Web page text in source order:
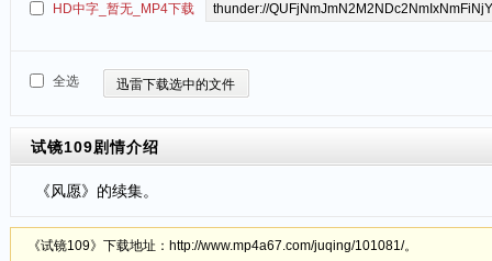
HD中字_暂无_MP4下载
全选 迅雷下载选中的文件
试镜109剧情介绍
《风愿》的续集。
《试镜109》下载地址：http://www.mp4a67.com/juqing/101081/。